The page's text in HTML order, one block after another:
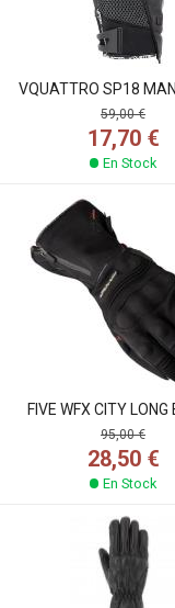
VQUATTRO SP18
59,00 €
17,70 €
En Stock
FIVE WFX CITY LONG
95,00 €
28,50 €
En Stock